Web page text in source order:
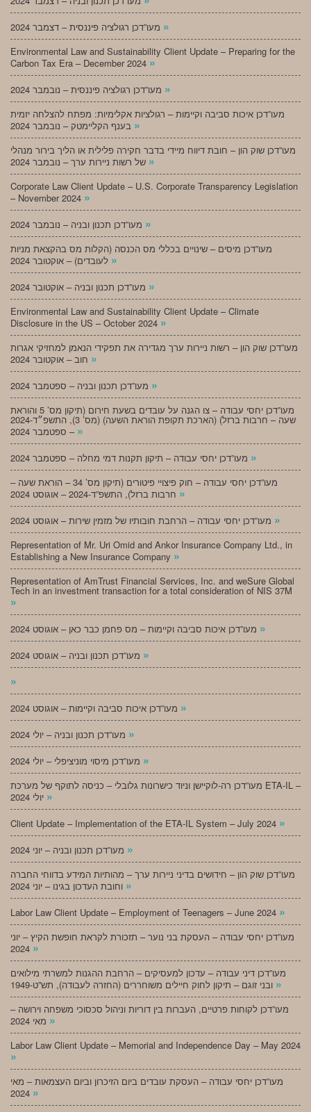
»
Environmental Law and Sustainability Client Update – Preparing for the
Carbon Tax Era – December 2024 »
»
מעו”דכן איכות סביבה וקיימות – רגולציות אקלימיות: מפתח להצלחה יזמית
»
מעו”דכן שוק הון – חובת דיווח מיידי בדבר חקירה פלילית או הליך בירור מנהלי
»
Corporate Law Client Update – U.S. Corporate Transparency Legislation
– November 2024 »
»
מעו”דכן מיסים – שינויים בכללי מס הכנסה (הקלות מס בהקצאת מניות
»
»
Environmental Law and Sustainability Client Update – Climate
Disclosure in the US – October 2024 »
מעו”דכן שוק הון – רשות ניירות ערך מגדירה את תפקידי הנאמן למחזיקי אגרות
»
»
מעו”דכן יחסי עבודה – צו הגנה על עובדים בשעת חירום (תיקון מס’ 5 והוראת
שעה – חרבות ברזל) (הארכת תקופת הוראת השעה) (מס’ 3), התשפ״ד-2024
– ספטמבר 2024 »
»
מעו”דכן יחסי עבודה – חוק פיצויי פיטורים (תיקון מס’ 34 – הוראת שעה –
»
»
Representation of Mr. Uri Omid and Ankor Insurance Company Ltd., in
Establishing a New Insurance Company »
Representation of AmTrust Financial Services, Inc. and weSure Global
Tech in an investment transaction for a total consideration of NIS 37M
»
»
»
»
»
»
»
מעו”דכן רה-לוקיישן וניוד כישרונות גלובלי – כניסה לתוקף של מערכת ETA-IL –
»
Client Update – Implementation of the ETA-IL System – July 2024 »
»
מעו”דכן שוק הון – חידושים בדיני ניירות ערך – מהותיות המידע בדווחי החברה
»
Labor Law Client Update – Employment of Teenagers – June 2024 »
מעו”דכן יחסי עבודה – העסקת בני נוער – תזכורת לקראת חופשת הקיץ – יוני
»
מעו”דכן דיני עבודה – עדכון למעסיקים – הרחבת ההגנות למשרתי מילואים
»
מעו”דכן לקוחות פרטיים, העברות בין דוריות וניהול סכסוכי משפחה וירושה –
»
Labor Law Client Update – Memorial and Independence Day – May 2024
»
מעו”דכן יחסי עבודה – העסקת עובדים ביום הזיכרון וביום העצמאות – מאי
»